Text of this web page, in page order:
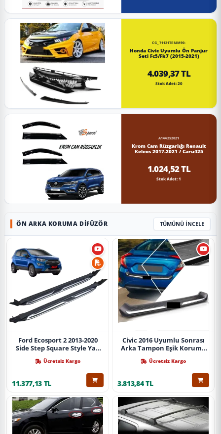
CG_71121TEMM90-
Honda Civic Uyumlu Ön Panjur
Seti Fc5/Fk7 (2015-2021)
4.039,37 TL
Stok Adet: 20
A144252021
Krom Cam Rüzgarlığı Renault
Keleos 2017-2021 / Caru425
1.024,52 TL
Stok Adet: 1
ÖN ARKA KORUMA DIFÜZÖR TÜMÜNÜ İNCELE
Ford Ecosport 2 2013-2020
Side Step Square Style Yan
Ücretsiz Kargo
11.377,13 TL
Civic 2016 Uyumlu Sonrası
Arka Tampon Eşik Koruma
Ücretsiz Kargo
3.813,84 TL